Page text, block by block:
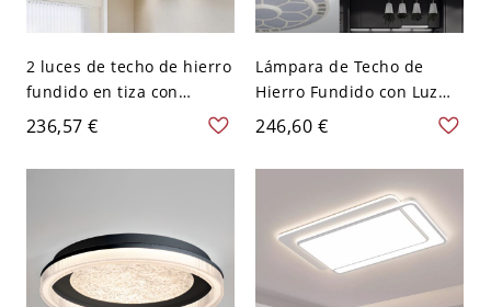
2 luces de techo de hierro
fundido en tiza con
pantalla de PMMA para
sala, LED de montaje
expuesto, 110V-120V, tres
atenuación), rectángulo,
43.5"
236,57 €
Lámpara de Techo de
Hierro Fundido con Luz
Fría, Pantalla PMMA
Blanca Simétrica de 1 Luz
para Sala, 110V-120V,
246,60 €